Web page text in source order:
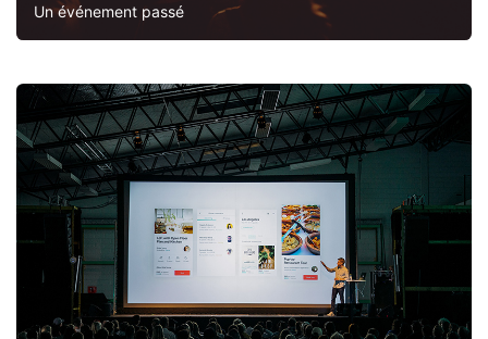
Un événement passé